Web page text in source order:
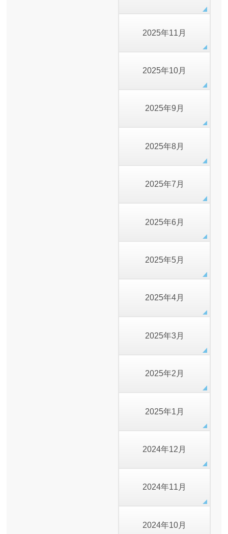
2025年11月
2025年10月
2025年9月
2025年8月
2025年7月
2025年6月
2025年5月
2025年4月
2025年3月
2025年2月
2025年1月
2024年12月
2024年11月
2024年10月